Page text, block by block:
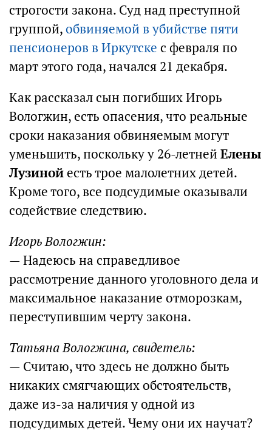
строгости закона. Суд над преступной
группой,обвиняемой в убийстве пяти
пенсионеров в Иркутске с февраля по
март этого года, начался 21 декабря.
Как рассказал сын погибших Игорь
Вологжин, есть опасения, что реальные
сроки наказания обвиняемым могут
уменьшить, поскольку у 26-летней Елены
Лузинойесть трое малолетних детей.
Кроме того, все подсудимые оказывали
содействие следствию.
Игорь Вологжин:
— Надеюсь на справедливое
рассмотрение данного уголовного дела и
максимальное наказание отморозкам,
переступившим черту закона.
Татьяна Вологжина, свидетель:
— Считаю, что здесь не должно быть
никаких смягчающих обстоятельств,
даже из-за наличия у одной из
подсудимых детей. Чему они их научат?